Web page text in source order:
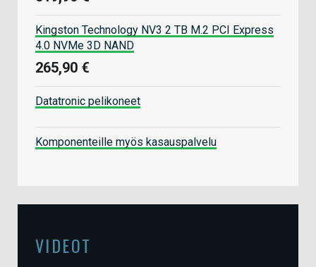
Kingston Technology NV3 2 TB M.2 PCI Express
4.0 NVMe 3D NAND
265,90 €
Datatronic pelikoneet
Komponenteille myös kasauspalvelu
VIDEOT